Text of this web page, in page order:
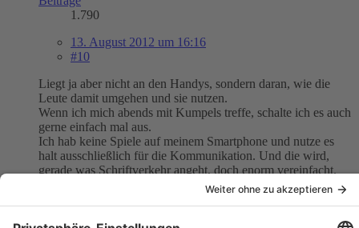
1.790
13. August 2012 um 16:16
#10
Liegt ja aber nicht an den Handys, sondern daran, wie die
Leute damit umgehen und sie nutzen.
Wenn ich mich abends mit Kumpels treffe, schalte ich es auch
gerne einfach mal aus.
Ich hab keine Spiele auf meinem Smartphone und nutze es
halt ausschließlich für die Kommunikation. Und die wird,
gerade was Schriftverkehr angeht, doch enorm vereinfacht.
"Man kann nicht immer ein Held sein, aber man kann immer